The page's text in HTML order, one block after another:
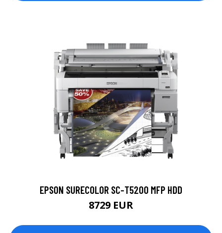
EPSON SURECOLOR SC-T5200 MFP HDD
8729 EUR